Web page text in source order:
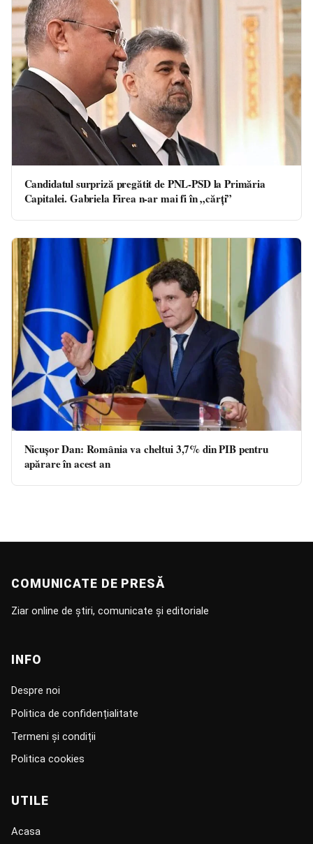
Candidatul surpriză pregătit de PNL-PSD la Primăria
Capitalei. Gabriela Firea n-ar mai fi în „cărți”
Nicușor Dan: România va cheltui 3,7% din PIB pentru
apărare în acest an
COMUNICATE DE PRESĂ
Ziar online de știri, comunicate și editoriale
INFO
Despre noi
Politica de confidențialitate
Termeni și condiții
Politica cookies
UTILE
Acasa